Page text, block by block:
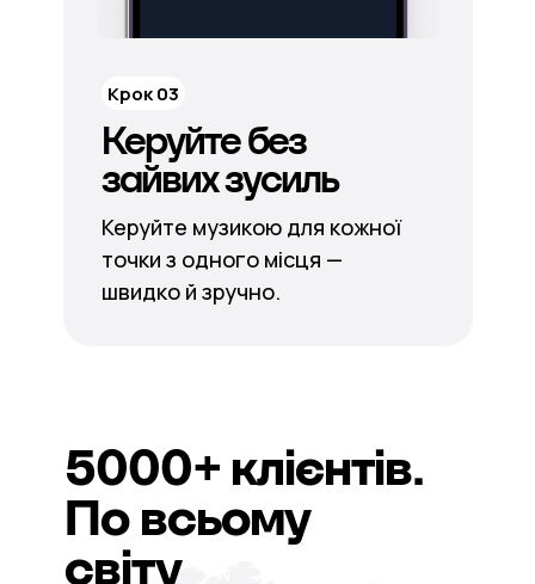
Керуйте без
зайвих зусиль
Керуйте музикою для кожної
точки з одного місця —
швидко й зручно.
Крок 03
5000+ клієнтів.
По всьому
світу